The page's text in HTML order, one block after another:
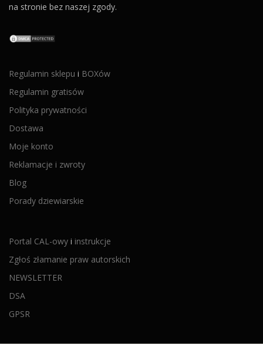
na stronie bez naszej zgody.
Regulamin sklepu i BOXów
Regulamin gratisów
Polityka prywatności
Dostawa
Moje konto
Reklamacje i zwroty
Blog
Porady dziewiarskie
Portal CAL-owy i instrukcje
Zgłoś złamanie praw autorskich
NEWSLETTER
DSA
GPSR